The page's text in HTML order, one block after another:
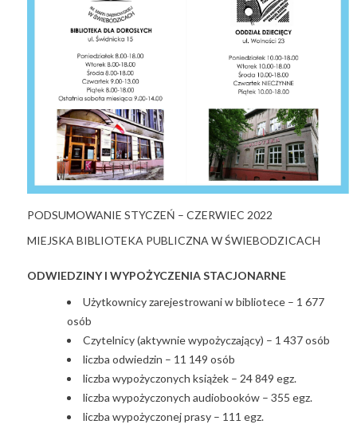
PODSUMOWANIE STYCZEŃ – CZERWIEC 2022
MIEJSKA BIBLIOTEKA PUBLICZNA W ŚWIEBODZICACH
ODWIEDZINY I WYPOŻYCZENIA STACJONARNE
Użytkownicy zarejestrowani w bibliotece – 1 677
osób
Czytelnicy (aktywnie wypożyczający) – 1 437 osób
liczba odwiedzin – 11 149 osób
liczba wypożyczonych książek – 24 849 egz.
liczba wypożyczonych audiobooków – 355 egz.
liczba wypożyczonej prasy – 111 egz.